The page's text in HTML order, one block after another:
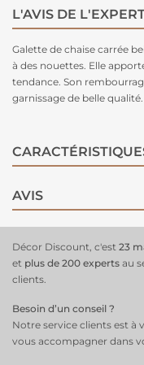
L'AVIS DE
Galette de chaise carrée
à des nouettes. Elle
tendance. Son
garnissage de belle qualité.
AVIS
Décor Discount, c'est 23
et plus de 200 experts au
clients.
Besoin d’un conseil ?
Notre service clients est à
vous accompagner dans